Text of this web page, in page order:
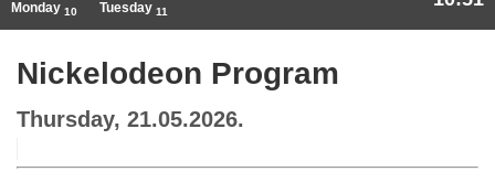
Monday 10 Tuesday 11
Nickelodeon Program
Thursday, 21.05.2026.